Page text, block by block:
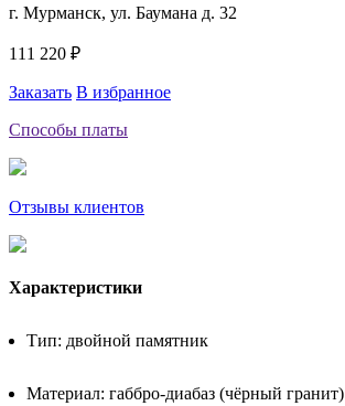
г. Мурманск, ул. Баумана д. 32
111 220 ₽
Заказать В избранное
Способы платы
Отзывы клиентов
Характеристики
Тип: двойной памятник
Материал: габбро-диабаз (чёрный гранит)